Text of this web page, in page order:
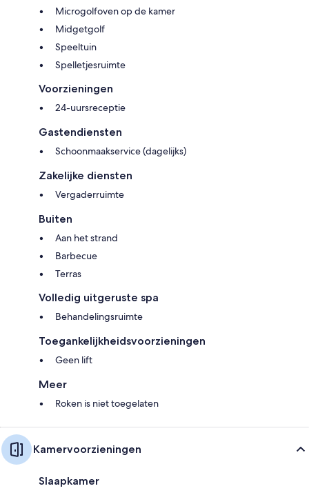
Microgolfoven op de kamer
Midgetgolf
Speeltuin
Spelletjesruimte
Voorzieningen
24-uursreceptie
Gastendiensten
Schoonmaakservice (dagelijks)
Zakelijke diensten
Vergaderruimte
Buiten
Aan het strand
Barbecue
Terras
Volledig uitgeruste spa
Behandelingsruimte
Toegankelijkheidsvoorzieningen
Geen lift
Meer
Roken is niet toegelaten
Kamervoorzieningen
Slaapkamer